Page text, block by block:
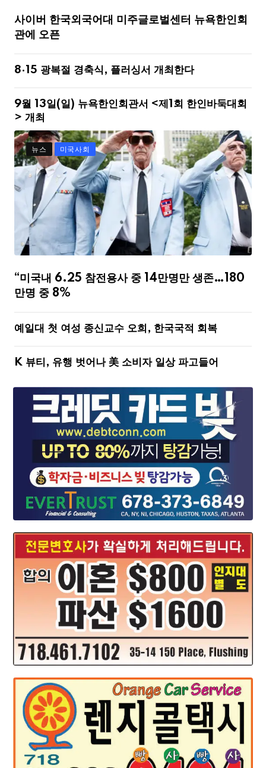
사이버 한국외국어대 미주글로벌센터 뉴욕한인회
관에 오픈
8·15 광복절 경축식, 플러싱서 개최한다
9월 13일(일) 뉴욕한인회관서 <제1회 한인바둑대회
> 개최
뉴스 미국사회
“미국내 6.25 참전용사 중 14만명만 생존…180
만명 중 8%
예일대 첫 여성 종신교수 오희, 한국국적 회복
K 뷰티, 유행 벗어나 美 소비자 일상 파고들어